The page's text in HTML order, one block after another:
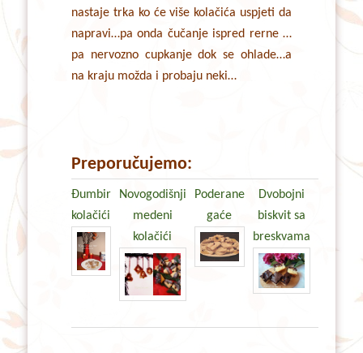
nastaje trka ko će više kolačića uspjeti da
napravi…pa onda čučanje ispred rerne …
pa nervozno cupkanje dok se ohlade…a
na kraju možda i probaju neki…
Preporučujemo:
Đumbir
kolačići
Novogodišnji
medeni
kolačići
Poderane
gaće
Dvobojni
biskvit sa
breskvama